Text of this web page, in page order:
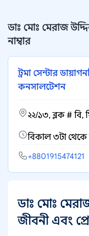
ডাঃ মোঃ মেরাজ
নাম্বার
ট্রমা সেন্টার
কনসালটেশন
২২/১৩, ব্লক # বি,
বিকাল ৩টা থেকে
+8801915474121
ডাঃ মোঃ
জীবনী এবং